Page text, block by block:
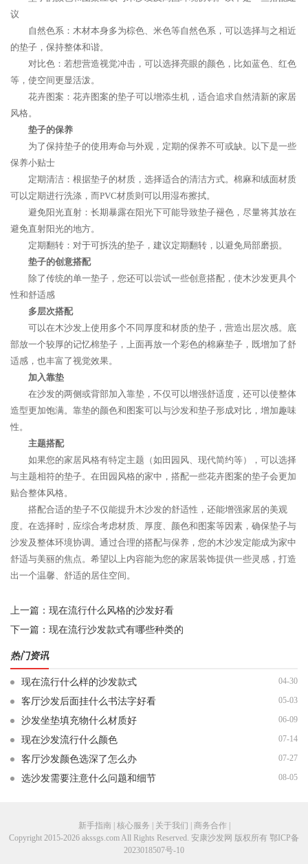
议
自然色系：木材本身多为棕色、米色等自然色系，可以选择与之相近
的垫子，保持整体和谐。
对比色：若想营造视觉冲击，可以选择亮眼的颜色，比如蓝色、红色
等，使空间更显活泼。
花卉图案：花卉图案的垫子可以增添生机，适合追求自然清新的家居
风格。
垫子的保养
为了保持垫子的使用寿命与外观，定期的保养不可或缺。以下是一些
保养小贴士
定期清洁：根据垫子的材质，选择适合的清洁方式。棉麻和绒面材质
可以定期进行洗涤，而PVC材质则可以用湿布擦拭。
避免阳光直射：长期暴露在阳光下可能导致垫子褪色，尽量将其放在
避免直射阳光的地方。
定期翻转：对于可拆洗的垫子，建议定期翻转，以避免局部磨损。
垫子的创意搭配
除了传统的单一垫子，您还可以尝试一些创意搭配，使木沙发更具个
性和舒适感
多层次搭配
可以在木沙发上使用多个不同厚度和材质的垫子，营造出层次感。底
部放一个较厚的记忆棉垫子，上面再放一个彩色的棉麻垫子，既增加了舒
适感，也丰富了视觉效果。
加入靠垫
在沙发的两侧或背部加入靠垫，不仅可以增强舒适度，还可以使整体
造型更加饱满。靠垫的颜色和图案可以与沙发和垫子形成对比，增加趣味
性。
主题搭配
如果您的家居风格有特定主题（如田园风、现代简约等），可以选择
与主题相符的垫子。在田园风格的家中，搭配一些花卉图案的垫子会更加
贴合整体风格。
搭配合适的垫子不仅能提升木沙发的舒适性，还能增强家居的美观
度。在选择时，应综合考虑材质、厚度、颜色和图案等因素，确保垫子与
沙发及整体环境协调。通过合理的搭配与保养，您的木沙发定能成为家中
舒适与美丽的焦点。希望以上内容能为您的家居装饰提供一些灵感，打造
出一个温馨、舒适的居住空间。
上一篇： 现在流行什么风格的沙发好看
下一篇： 现在流行沙发款式有哪些种类的
热门资讯
现在流行什么样的沙发款式 04-30
客厅沙发后面挂什么书法字好看 05-03
沙发坐垫填充物什么材质好 06-09
现在沙发流行什么颜色 07-14
客厅沙发颜色选深了怎么办 07-27
选沙发需要注意什么问题和细节 08-05
新手指南 | 核心服务 | 关于我们 | 商务合作 |
Copyright 2015-2026 akssgs.com All Rights Reserved. 安康沙发网 版权所有 鄂ICP备
2023018507号-10